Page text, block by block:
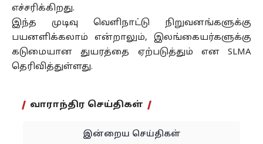
எச்சரிக்கிறது.
இந்த முடிவு வெளிநாட்டு நிறுவனங்களுக்கு
பயனளிக்கலாம் என்றாலும், இலங்கையர்களுக்கு
கடுமையான துயரத்தை ஏற்படுத்தும் என SLMA
தெரிவித்துள்ளது.
வாராந்திர செய்திகள்
இன்றைய செய்திகள்